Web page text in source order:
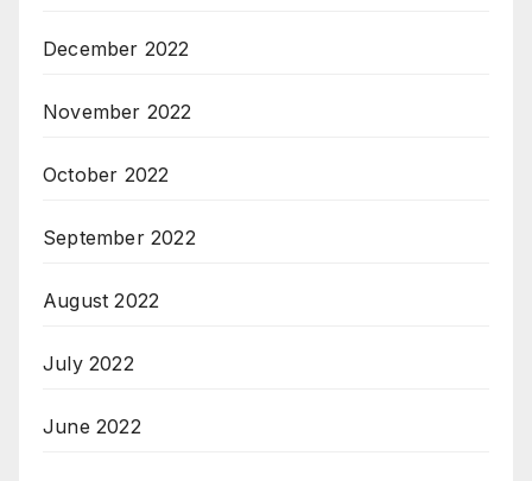
December 2022
November 2022
October 2022
September 2022
August 2022
July 2022
June 2022